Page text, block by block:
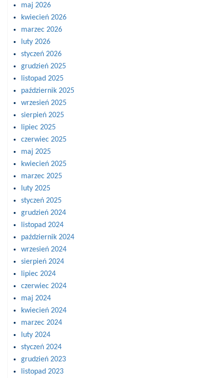
maj 2026
kwiecień 2026
marzec 2026
luty 2026
styczeń 2026
grudzień 2025
listopad 2025
październik 2025
wrzesień 2025
sierpień 2025
lipiec 2025
czerwiec 2025
maj 2025
kwiecień 2025
marzec 2025
luty 2025
styczeń 2025
grudzień 2024
listopad 2024
październik 2024
wrzesień 2024
sierpień 2024
lipiec 2024
czerwiec 2024
maj 2024
kwiecień 2024
marzec 2024
luty 2024
styczeń 2024
grudzień 2023
listopad 2023